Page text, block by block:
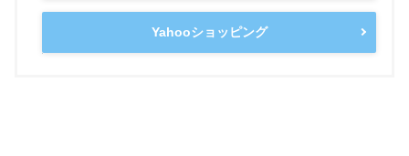
Yahooショッピング